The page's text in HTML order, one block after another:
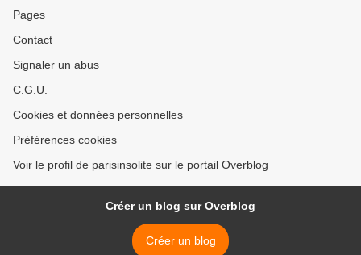
Pages
Contact
Signaler un abus
C.G.U.
Cookies et données personnelles
Préférences cookies
Voir le profil de parisinsolite sur le portail Overblog
Créer un blog sur Overblog
Créer un blog